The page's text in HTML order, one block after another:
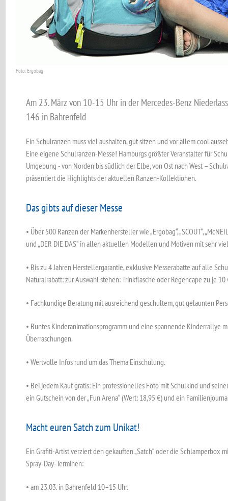
Foto: Ergobag
Am 23. März von 10-15 Uhr in der Mercedes-Benz
146 in Bahrenfeld
Ein Schulranzen muss viel aushalten, gut sitzen und vor allem cool
Eine eigene Schulranzen-Messe! Hamburgs größter Veranstalter für
Umgebung - von Norden bis südlich der Elbe, von Ost nach West –
präsentiert die Highlights der aktuellen Ranzen-Kollektionen.
Das gibts auf dieser Messe
• Über 500 Ranzen der Markenhersteller wie „Ergobag“, „SCOUT“,
und „DER DIE DAS“ in allen aktuellen Modellen und Motiven mit sehr
• Bis zu 4 Jahren Herstellergarantie, exklusive Messerabatte auf alle
Naturalrabatt: zur Auswahl stehen: Trinkflasche oder Regencape zu je
• Fachkundige Beratung mit ausreichend geschultem, gut gelaunten
• Buntes Kinderanimationsprogramm und eine spannende Kinderrallye
Überraschungen.
• Wertvolle Infos rund um das Thema Einschulung.
• Bei jedem Kauf gratis: Ein professionelles Foto mit Schulkind und
ein Gutschein von der „Fun Arena“ (Wert: 18,95 €) und ein
Macht euren Satch zum Unikat!
Ein Grafiti-Artist verziert den gekauften „Satch“ oder die Schlamperbox
Spray-Day-Terminen:
• am 23.03. in Bahrenfeld 10–15 Uhr.